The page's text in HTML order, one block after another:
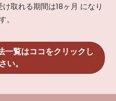
取れる期間は18ヶ月 になり
。
一覧はココをクリックし
い。